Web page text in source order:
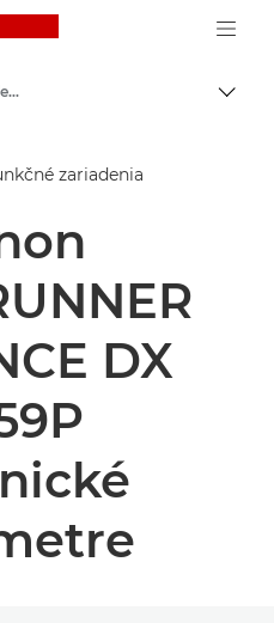
Canon Logo, back to
Multifunkčné tlačiarne – multifunkčné zariadenia
Farebné multifunkčné zariadenia
zariadenia
DX